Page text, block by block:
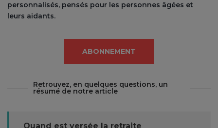
personnalisés, pensés pour les personnes âgées et
leurs aidants.
ABONNEMENT
Retrouvez, en quelques questions, un
résumé de notre article
Quand est versée la retraite